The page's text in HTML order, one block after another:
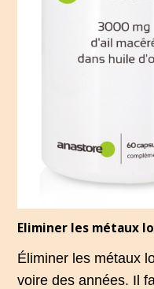
Eliminer les métaux
Éliminer les métaux
voire des années. Il